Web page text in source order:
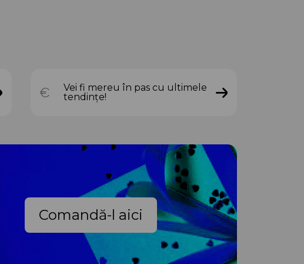
Vei fi mereu în pas cu ultimele
tendințe!
Comandă-l aici